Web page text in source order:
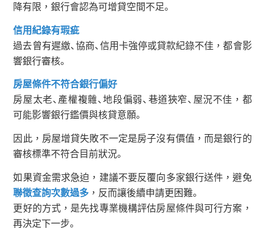
降有限，銀行會認為可增貸空間不足。
信用紀錄有瑕疵
過去曾有遲繳、協商、信用卡強停或貸款紀錄不佳，都會影
響銀行審核。
房屋條件不符合銀行偏好
房屋太老、產權複雜、地段偏弱、巷道狹窄、屋況不佳，都
可能影響銀行鑑價與核貸意願。
因此，房屋增貸失敗不一定是房子沒有價值，而是銀行的
審核標準不符合目前狀況。
如果資金需求急迫，建議不要反覆向多家銀行送件，避免
聯徵查詢次數過多 ，反而讓後續申請更困難。
更好的方式，是先找專業機構評估房屋條件與可行方案，
再決定下一步。